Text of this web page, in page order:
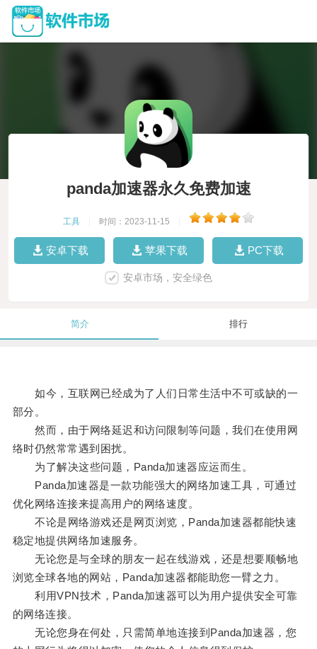
panda加速器永久免费加速
工具 时间：2023-11-15
安卓下载 苹果下载 PC下载
安卓市场，安全绿色
简介 排行
如今，互联网已经成为了人们日常生活中不可或缺的一
部分。
然而，由于网络延迟和访问限制等问题，我们在使用网
络时仍然常常遇到困扰。
为了解决这些问题，Panda加速器应运而生。
Panda加速器是一款功能强大的网络加速工具，可通过
优化网络连接来提高用户的网络速度。
不论是网络游戏还是网页浏览，Panda加速器都能快速
稳定地提供网络加速服务。
无论您是与全球的朋友一起在线游戏，还是想要顺畅地
浏览全球各地的网站，Panda加速器都能助您一臂之力。
利用VPN技术，Panda加速器可以为用户提供安全可靠
的网络连接。
无论您身在何处，只需简单地连接到Panda加速器，您